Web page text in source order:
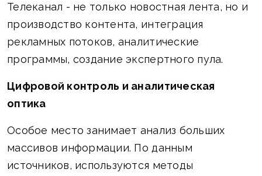
Телеканал - не только новостная лента, но и
производство контента, интеграция
рекламных потоков, аналитические
программы, создание экспертного пула.
Цифровой контроль и аналитическая
оптика
Особое место занимает анализ больших
массивов информации. По данным
источников, используются методы